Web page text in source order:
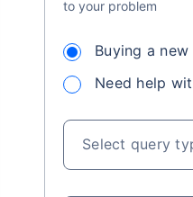
to your problem
Buying a
Need help
Select query